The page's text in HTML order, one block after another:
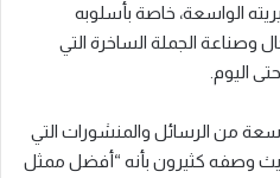
الواسعة، خاصة بأسلوبه
وصناعة الجملة الساخرة التي
اليوم.
من الرسائل والمنشورات التي
وصفه كثيرون بأنه “أفضل ممثل